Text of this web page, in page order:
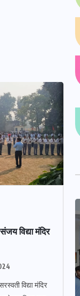
विद्या मंदिर
विद्या मंदिर